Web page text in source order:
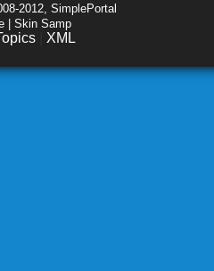
2012, SimplePortal
| Skin Samp
XML